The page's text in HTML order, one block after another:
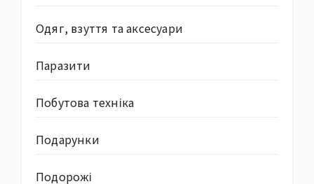
Одяг, взуття та аксесуари
Паразити
Побутова техніка
Подарунки
Подорожі